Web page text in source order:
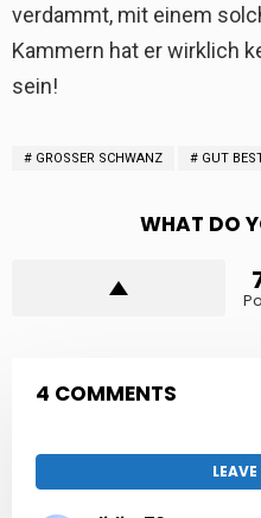
verdammt, mit einem
Kammern hat er wirklich
sein!
GROSSER SCHWANZ GUT
WHAT DO
4 COMMENTS